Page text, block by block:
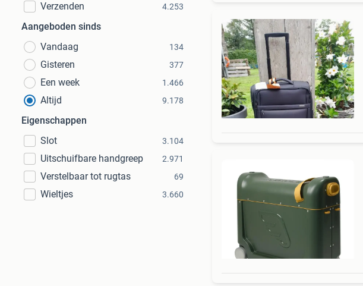
Verzenden 4.253
Aangeboden sinds
Vandaag
134
Gisteren 377
Een week 1.466
Altijd 9.178
Eigenschappen
Slot
3.104
Uitschuifbare handgreep 2.971
Verstelbaar tot rugtas 69
Wieltjes 3.660